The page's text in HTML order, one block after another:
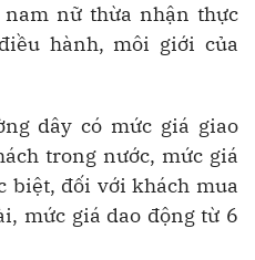
nữ thừa nhận thực
hành, môi giới của
dây có mức giá giao
trong nước, mức giá
biệt, đối với khách mua
mức giá dao động từ 6